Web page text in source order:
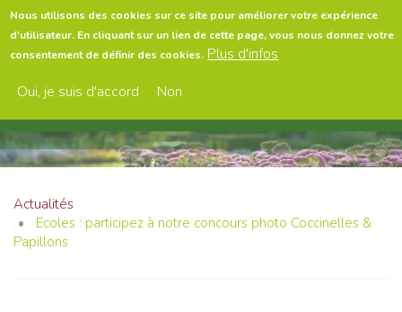
Nous utilisons des cookies sur ce site pour améliorer votre expérience
d'utilisateur. En cliquant sur un lien de cette page, vous nous donnez votre
consentement de définir des cookies. Plus d'infos
Oui, je suis d'accord
Non
Aller
au
contenu
Actualités
Ecoles : participez à notre concours photo Coccinelles &
Papillons